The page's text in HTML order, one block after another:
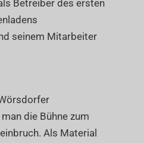
Betreiber des ersten
seinem Mitarbeiter
die Bühne zum
Als Material